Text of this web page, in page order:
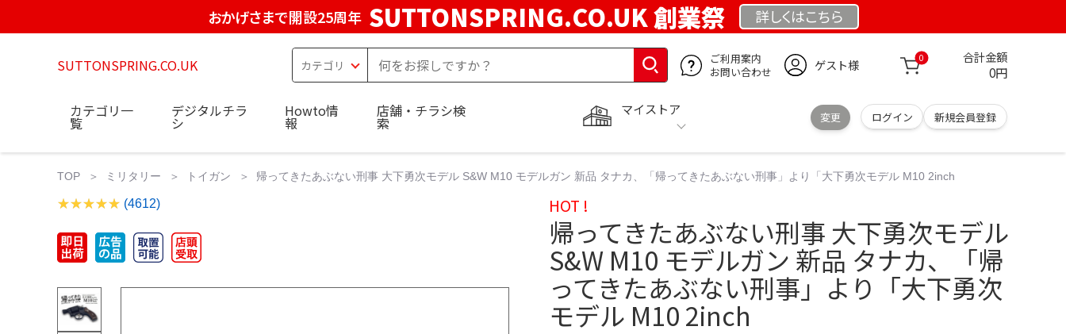
おかげさまで開設25周年 SUTTONSPRING.CO.UK 創業祭 詳しくはこちら
SUTTONSPRING.CO.UK
ご利用案内
お問い合わせ
ゲスト様 0 合計金額
0円
マイストア
変更 ログイン 新規会員登録
カテゴリ一
覧
デジタルチラ
シ
Howto情
報
店舗・チラシ検
索
TOP ミリタリー トイガン 帰ってきたあぶない刑事 大下勇次モデル S&W M10 モデルガン 新品 タナカ、「帰ってきたあぶない刑事」より「大下勇次モデル M10 2inch
(4612) HOT !
帰ってきたあぶない刑事 大下勇次モデル
S&W M10 モデルガン 新品 タナカ、「帰
ってきたあぶない刑事」より「大下勇次
モデル M10 2inch